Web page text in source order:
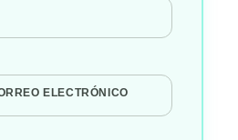
ELECTRÓNICO